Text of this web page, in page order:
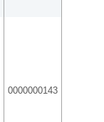
0000000143